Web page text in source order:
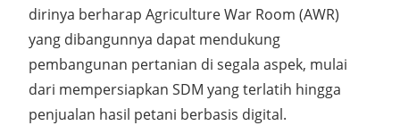
dirinya berharap Agriculture War Room (AWR)
yang dibangunnya dapat mendukung
pembangunan pertanian di segala aspek, mulai
dari mempersiapkan SDM yang terlatih hingga
penjualan hasil petani berbasis digital.